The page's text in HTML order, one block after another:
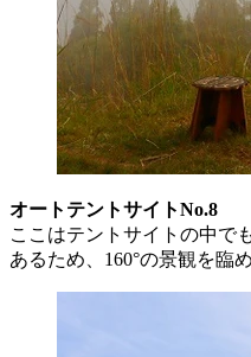
オートテントサイトNo.8
ここはテントサイトの中で
あるため、160°の景観を臨め